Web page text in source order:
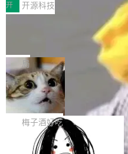
件。 腾讯网平团队在UCL-
个独立于业务线程的全局通信
型或企业内部部署模型提升研
Coding 从个人辅助工具逐步走
级应用，企业在规模化落地过程
可控性和代码质量提出了更高
安全与合规要求。对于大多数
有云模型能够满足快速试用和效
但对于金融、能源、医疗等对
智能应用典型案例名单》，集
各领域的应用成果，覆盖技术
产品应用、支撑保障、专题等五
AI算力网关（AI创新平台）成
各业的Agent走向规模化建设，
渐丰富，用户关注的重点也在
让AI用起来，还要进一步看清混
Token花在哪里、算力是否被充
续增长的AI成本该如何优化。
正是围绕这些实际问题，从
理两个方面，让用户的每一份算
开 开源科技
Jeff Dean 离开 Google：一
束，一个实验室的开始
Google 员工编号 20。
Bigtable 作者之一。
Gemini 的架构师。Google 首
ean 在 Google 工作了 27 年后
不是一个人走。一同离开的还
wat（Google 员工编号 23，
年的编程搭档，MapReduce
作者）、Quoc Le（Google 大
局
🔥 SolonCode v2026.8.4 发
字体可调、22 种语言、记忆
打开终端就能上岗的全中文编
把「看得清、用母语、记得住
齐。 SolonCode 是什么
耳科技研发的企业级终端编码
梅子酒好吃
让“代码语义理解”深度释放